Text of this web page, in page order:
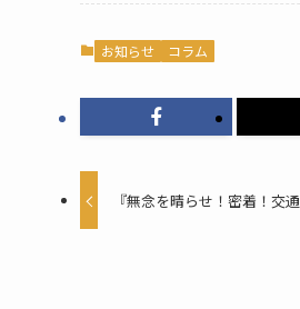
お知らせ コラム
『無念を晴らせ！密着！交